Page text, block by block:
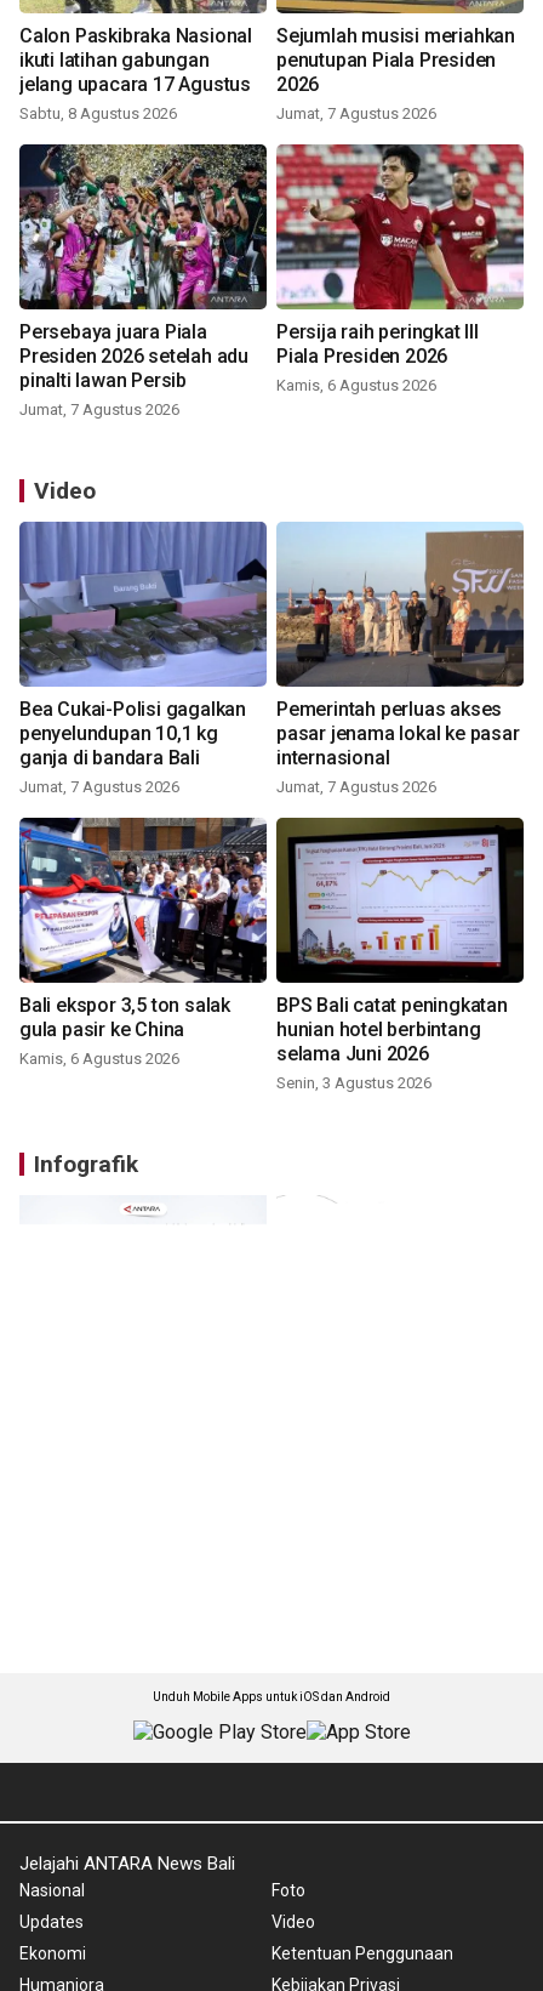
Calon Paskibraka Nasional
ikuti latihan gabungan
jelang upacara 17 Agustus
Sabtu, 8 Agustus 2026
Sejumlah musisi meriahkan
penutupan Piala Presiden
2026
Jumat, 7 Agustus 2026
Persebaya juara Piala
Presiden 2026 setelah adu
pinalti lawan Persib
Jumat, 7 Agustus 2026
Persija raih peringkat III
Piala Presiden 2026
Kamis, 6 Agustus 2026
Video
Bea Cukai-Polisi gagalkan
penyelundupan 10,1 kg
ganja di bandara Bali
Jumat, 7 Agustus 2026
Pemerintah perluas akses
pasar jenama lokal ke pasar
internasional
Jumat, 7 Agustus 2026
Bali ekspor 3,5 ton salak
gula pasir ke China
Kamis, 6 Agustus 2026
BPS Bali catat peningkatan
hunian hotel berbintang
selama Juni 2026
Senin, 3 Agustus 2026
Infografik
Unduh Mobile Apps untuk iOS dan Android
Jelajahi ANTARA News Bali
Nasional
Updates
Ekonomi
Humaniora
Foto
Video
Ketentuan Penggunaan
Kebijakan Privasi